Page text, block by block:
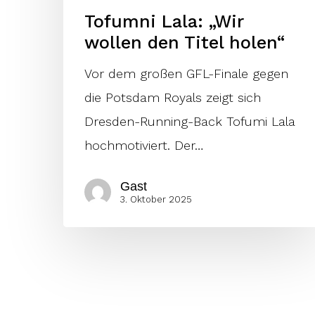
Tofumni Lala: „Wir
wollen den Titel holen“
Vor dem großen GFL-Finale gegen
die Potsdam Royals zeigt sich
Dresden-Running-Back Tofumi Lala
hochmotiviert. Der…
Gast
3. Oktober 2025